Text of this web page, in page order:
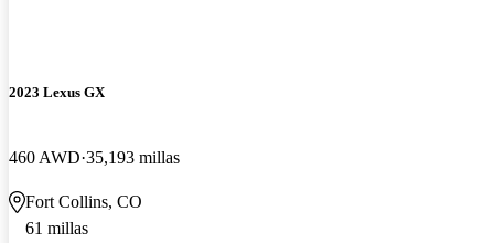
2023 Lexus GX
460 AWD 35,193 millas
Fort Collins, CO
61 millas